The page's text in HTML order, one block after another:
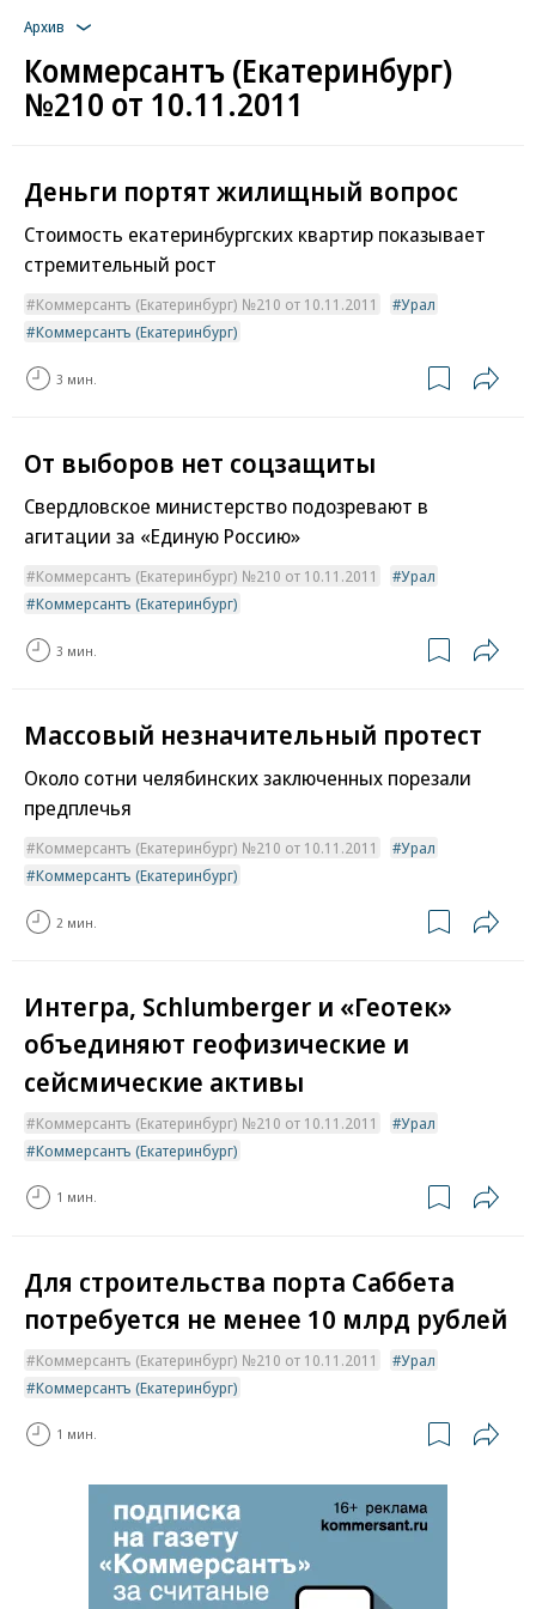
Архив
Коммерсантъ (Екатеринбург)
№210 от 10.11.2011
Деньги портят жилищный вопрос
Стоимость екатеринбургских квартир показывает
стремительный рост
Коммерсантъ (Екатеринбург) №210 от 10.11.2011
Урал
Коммерсантъ (Екатеринбург)
3 мин.
От выборов нет соцзащиты
Свердловское министерство подозревают в
агитации за «Единую Россию»
Коммерсантъ (Екатеринбург) №210 от 10.11.2011
Урал
Коммерсантъ (Екатеринбург)
3 мин.
Массовый незначительный протест
Около сотни челябинских заключенных порезали
предплечья
Коммерсантъ (Екатеринбург) №210 от 10.11.2011
Урал
Коммерсантъ (Екатеринбург)
2 мин.
Интегра, Schlumberger и «Геотек»
объединяют геофизические и
сейсмические активы
Коммерсантъ (Екатеринбург) №210 от 10.11.2011
Урал
Коммерсантъ (Екатеринбург)
1 мин.
Для строительства порта Саббета
потребуется не менее 10 млрд рублей
Коммерсантъ (Екатеринбург) №210 от 10.11.2011
Урал
Коммерсантъ (Екатеринбург)
1 мин.